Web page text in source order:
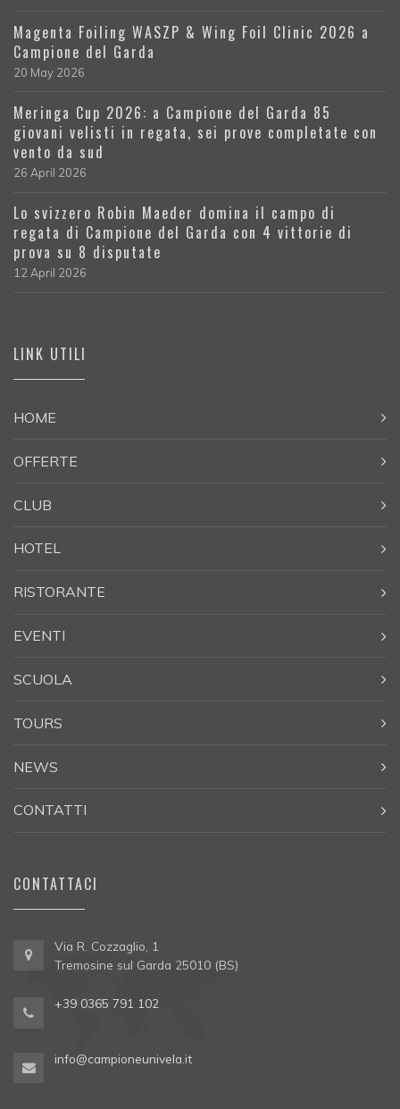
Magenta Foiling WASZP & Wing Foil Clinic 2026 a
Campione del Garda
20 May 2026
Meringa Cup 2026: a Campione del Garda 85
giovani velisti in regata, sei prove completate con
vento da sud
26 April 2026
Lo svizzero Robin Maeder domina il campo di
regata di Campione del Garda con 4 vittorie di
prova su 8 disputate
12 April 2026
LINK UTILI
HOME
OFFERTE
CLUB
HOTEL
RISTORANTE
EVENTI
SCUOLA
TOURS
NEWS
CONTATTI
CONTATTACI
Via R. Cozzaglio, 1
Tremosine sul Garda 25010 (BS)
+39 0365 791 102
info@campioneunivela.it